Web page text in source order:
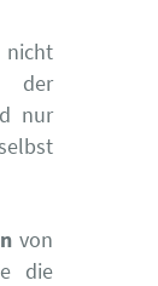
der
nur
von
die